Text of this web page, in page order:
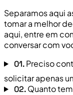
Separamos aqui
tomar a melhor
aqui, entre em
conversar com
01.Preciso
solicitar apenas
02.Quanto